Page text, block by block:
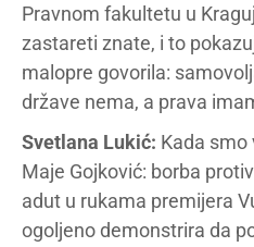
Pravnom fakultetu u
zastareti znate, i to
malopre govorila:
države nema, a prava
Svetlana Lukić: Kada smo
Maje Gojković: borba
adut u rukama premijera
ogoljeno demonstrira da